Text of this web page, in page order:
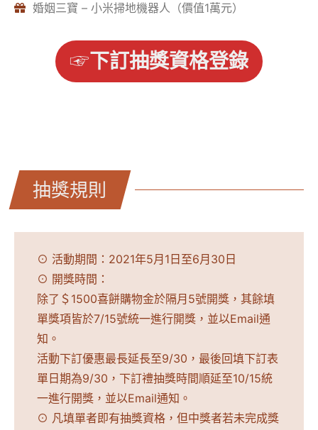
婚姻三寶 – 小米掃地機器人（價值1萬元）
☞下訂抽獎資格登錄
抽獎規則
⊙ 活動期間：2021年5月1日至6月30日
⊙ 開獎時間：
除了＄1500喜餅購物金於隔月5號開獎，其餘填
單獎項皆於7/15號統一進行開獎，並以Email通
知。
活動下訂優惠最長延長至9/30，最後回填下訂表
單日期為9/30，下訂禮抽獎時間順延至10/15統
一進行開獎，並以Email通知。
⊙ 凡填單者即有抽獎資格，但中獎者若未完成獎